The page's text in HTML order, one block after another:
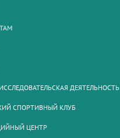
ДЕЯТЕЛЬНОСТЬ
СПОРТИВНЫЙ КЛУБ
ЦЕНТР